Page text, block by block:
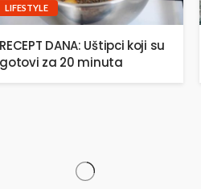
LIFESTYLE
RECEPT DANA: Uštipci koji su
gotovi za 20 minuta